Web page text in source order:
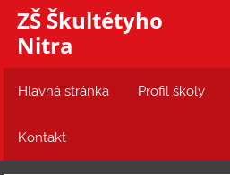
ZŠ Škultétyho
Nitra
Hlavná stránka Profil školy
Kontakt